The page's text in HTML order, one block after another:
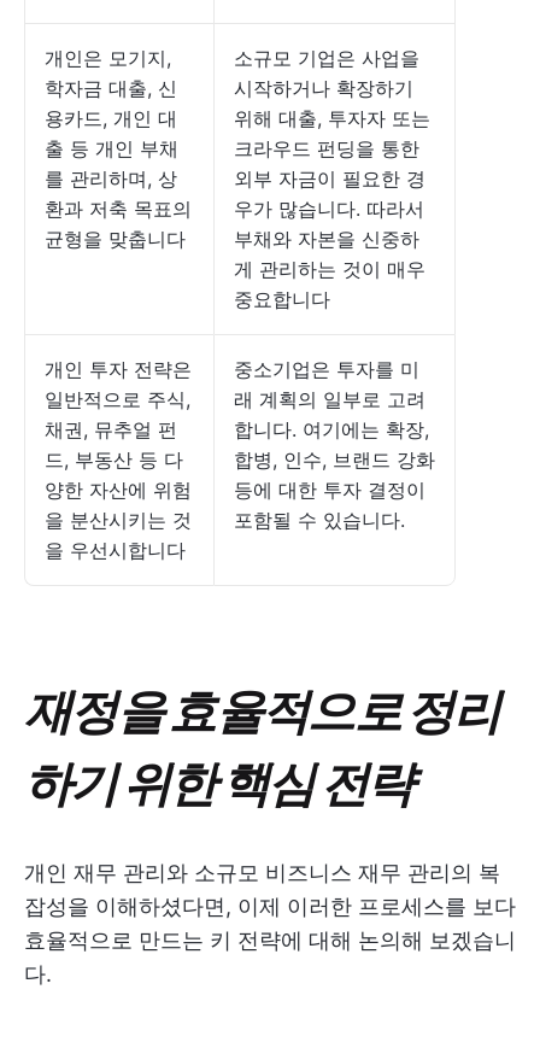
개인은 모기지,
학자금 대출, 신
용카드, 개인 대
출 등 개인 부채
를 관리하며, 상
환과 저축 목표의
균형을 맞춥니다
소규모 기업은 사업을
시작하거나 확장하기
위해 대출, 투자자 또는
크라우드 펀딩을 통한
외부 자금이 필요한 경
우가 많습니다. 따라서
부채와 자본을 신중하
게 관리하는 것이 매우
중요합니다
개인 투자 전략은
일반적으로 주식,
채권, 뮤추얼 펀
드, 부동산 등 다
양한 자산에 위험
을 분산시키는 것
을 우선시합니다
중소기업은 투자를 미
래 계획의 일부로 고려
합니다. 여기에는 확장,
합병, 인수, 브랜드 강화
등에 대한 투자 결정이
포함될 수 있습니다.
재정을 효율적으로 정리
하기 위한 핵심 전략
개인 재무 관리와 소규모 비즈니스 재무 관리의 복
잡성을 이해하셨다면, 이제 이러한 프로세스를 보다
효율적으로 만드는 키 전략에 대해 논의해 보겠습니
다.